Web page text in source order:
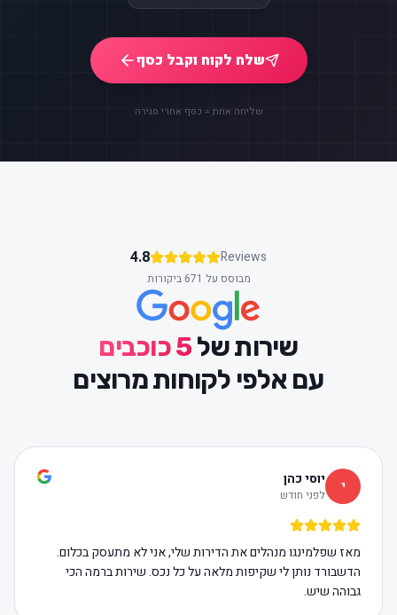
שלח לקוח וקבל כסף
שליחה אחת = כסף אחרי סגירה
Reviews
4.8
מבוסס על 671 ביקורות
שירות של5 כוכבים
עם אלפי לקוחות מרוצים
י יוסי כהן
לפני חודש
מאז שפלמינגו מנהלים את הדירות שלי, אני לא מתעסק בכלום.
הדשבורד נותן לי שקיפות מלאה על כל נכס. שירות ברמה הכי
גבוהה שיש.